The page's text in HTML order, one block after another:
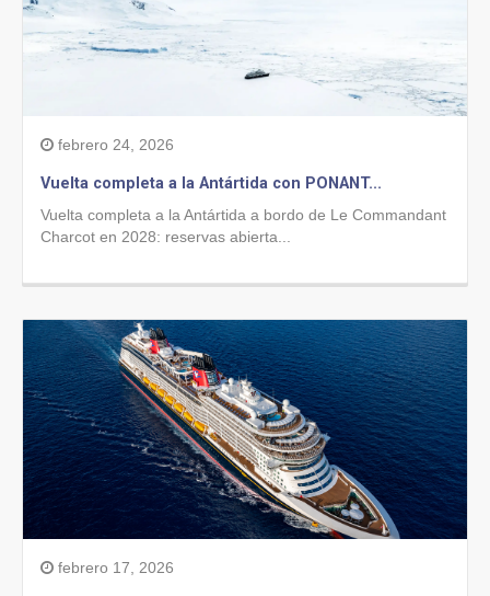
febrero 24, 2026
Vuelta completa a la Antártida con PONANT...
Vuelta completa a la Antártida a bordo de Le Commandant
Charcot en 2028: reservas abierta...
febrero 17, 2026